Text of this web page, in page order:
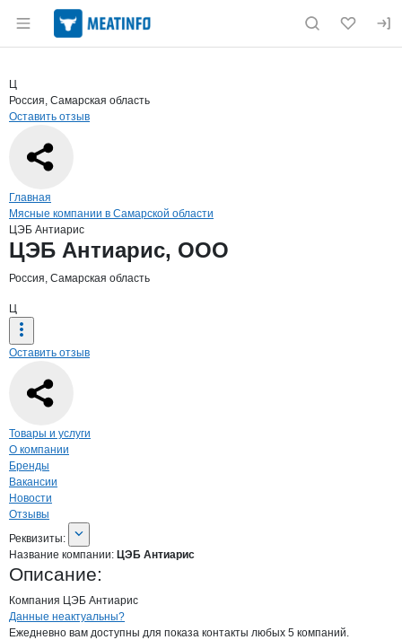
Раздел навигации по сайту meatinfo.ru
Страница компании
Страница компании
Краткая информация о компании
Ц
Россия, Самарская область
Оставить отзыв
Навигация по сайту
Главная
Мясные компании в Самарской области
ЦЭБ Антиарис
Основная информация о компании
ЦЭБ Антиарис, ООО
Россия, Самарская область
Ц
Оставить отзыв
Навигация по странице
Товары и услуги
О компании
Бренды
Вакансии
Новости
Отзывы
О компании
Реквизиты
Реквизиты:
Название компании: ЦЭБ Антиарис
Описание:
Компания ЦЭБ Антиарис
Контактыкомпании
+7(800)000-00-..
Данные неактуальны?
Ежедневно вам доступны для показа контакты любых 5 компаний.